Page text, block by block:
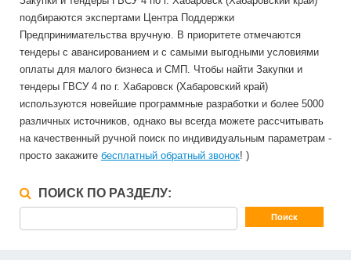
подбираются экспертами Центра Поддержки
Предпринимательства вручную. В приоритете отмечаются
тендеры с авансированием и с самыми выгодными условиями
оплаты для малого бизнеса и СМП. Чтобы найти Закупки и
тендеры ГВСУ 4 по г. Хабаровск (Хабаровский край)
используются новейшие программные разработки и более 5000
различных источников, однако вы всегда можете рассчитывать
на качественный ручной поиск по индивидуальным параметрам -
просто закажите бесплатный обратный звонок! )
ПОИСК ПО РАЗДЕЛУ: